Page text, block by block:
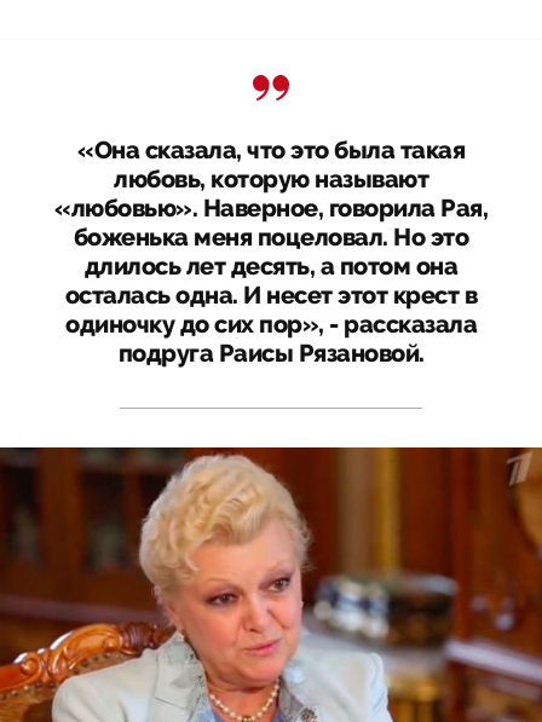
«Она сказала, что это была такая
любовь, которую называют
«любовью». Наверное, говорила Рая,
боженька меня поцеловал. Но это
длилось лет десять, а потом она
осталась одна. И несет этот крест в
одиночку до сих пор», - рассказала
подруга Раисы Рязановой.